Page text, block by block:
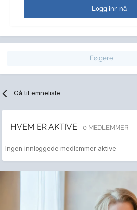
Logg inn nå
Følgere
Gå til emneliste
HVEM ER AKTIVE 0 MEDLEMMER
Ingen innloggede medlemmer aktive